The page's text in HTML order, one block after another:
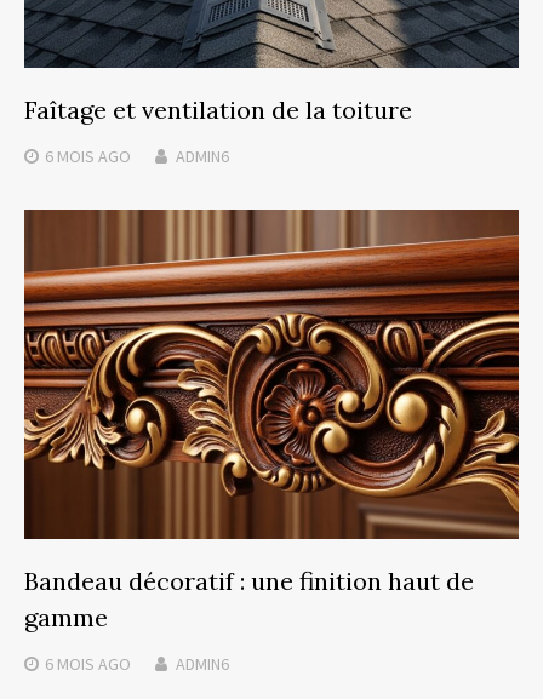
Faîtage et ventilation de la toiture
6 MOIS AGO ADMIN6
Bandeau décoratif : une finition haut de
gamme
6 MOIS AGO ADMIN6